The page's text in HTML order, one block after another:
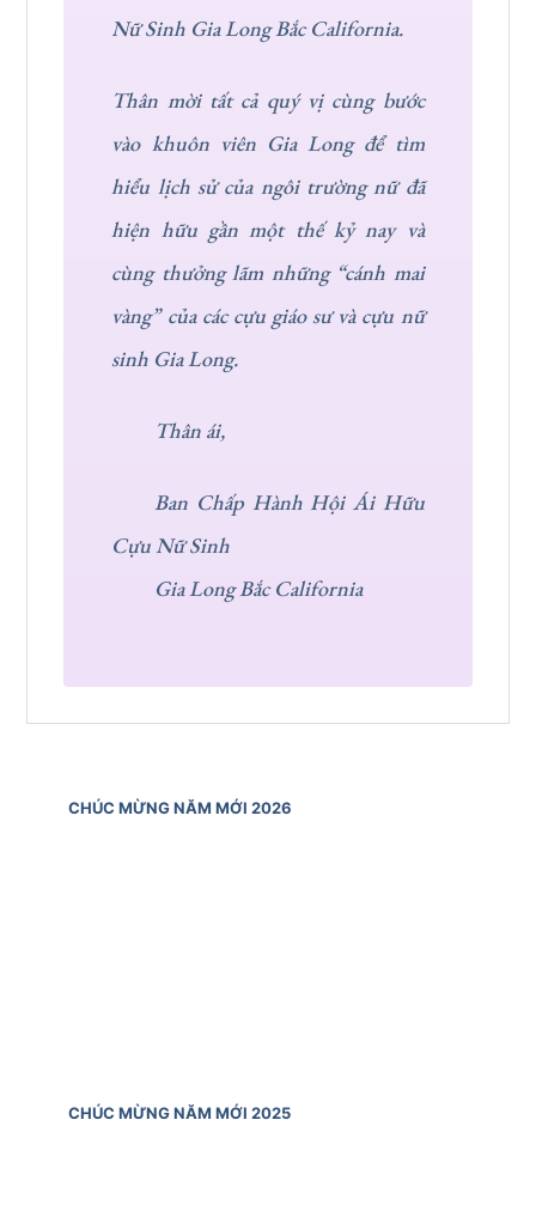
Nữ Sinh Gia Long Bắc California.
Thân mời tất cả quý vị cùng bước
vào khuôn viên Gia Long để tìm
hiểu lịch sử của ngôi trường nữ đã
hiện hữu gần một thế kỷ nay và
cùng thưởng lãm những “cánh mai
vàng” của các cựu giáo sư và cựu nữ
sinh Gia Long.
Thân ái,
Ban Chấp Hành Hội Ái Hữu
Cựu Nữ Sinh
Gia Long Bắc California
CHÚC MỪNG NĂM MỚI 2026
CHÚC MỪNG NĂM MỚI 2025